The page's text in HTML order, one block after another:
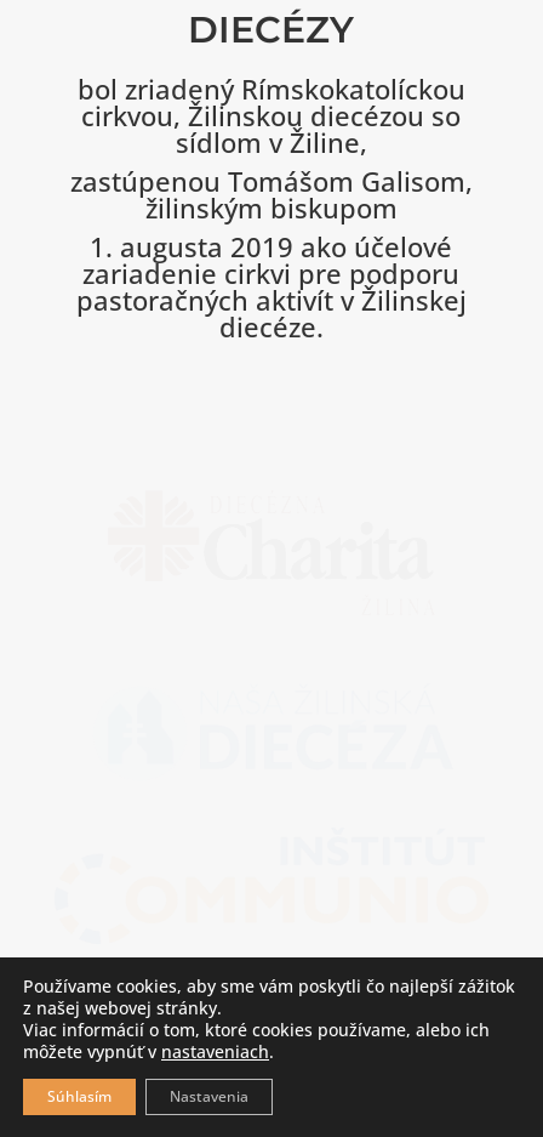
DIECÉZY
bol zriadený Rímskokatolíckou
cirkvou, Žilinskou diecézou so
sídlom v Žiline,
zastúpenou Tomášom Galisom,
žilinským biskupom
1. augusta 2019 ako účelové
zariadenie cirkvi pre podporu
pastoračných aktivít v Žilinskej
diecéze.
Používame cookies, aby sme vám poskytli čo najlepší zážitok
z našej webovej stránky.
Viac informácií o tom, ktoré cookies používame, alebo ich
môžete vypnúť v nastaveniach.
Súhlasím Nastavenia